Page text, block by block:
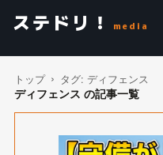
ステドリ！ media
トップ タグ: ディフェンス
ディフェンス の記事一覧